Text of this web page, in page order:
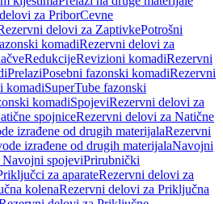
za PriborCevne
delovi za ZaptivkePotrošni
komadiRezervni delovi za
RedukcijeRevizioni komadiRezervni
PrelaziPosebni fazonski komadiRezervni
komadiSuperTube fazonski
komadiSpojeviRezervni delovi za
spojniceRezervni delovi za Natične
izrađene od drugih materijalaRezervni
izrađene od drugih materijalaNavojni
spojeviPrirubnički
za aparateRezervni delovi za
kolenaRezervni delovi za Priključna